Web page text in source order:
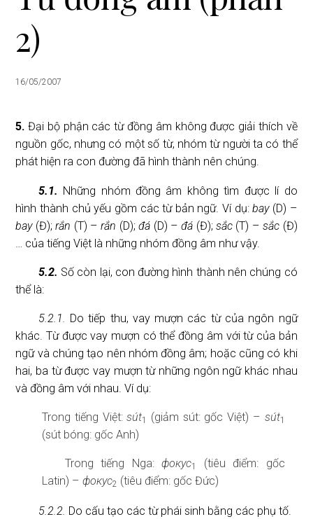
2)
16/05/2007
5. Đại bộ phận các từ đồng âm không được giải thích về
nguồn gốc, nhưng có một số từ, nhóm từ người ta có thể
phát hiện ra con đường đã hình thành nên chúng.
5.1. Những nhóm đồng âm không tìm được lí do
hình thành chủ yếu gồm các từ bản ngữ. Ví dụ:bay(D) –
bay(Đ);rắn (T) –rắn (D);đá (D) –đá (Đ);sắc (T) –sắc (Đ)
… của tiếng Việt là những nhóm đồng âm như vậy.
5.2. Số còn lại, con đường hình thành nên chúng có
thể là:
5.2.1. Do tiếp thu, vay mượn các từ của ngôn ngữ
khác. Từ được vay mượn có thể đồng âm với từ của bản
ngữ và chúng tạo nên nhóm đồng âm; hoặc cũng có khi
hai, ba từ được vay mượn từ những ngôn ngữ khác nhau
và đồng âm với nhau. Ví dụ:
Trong tiếng Việt:sút1 (giảm sút: gốc Việt) – sút1
(sút bóng: gốc Anh)
Trong tiếng Nga:фокус1
(tiêu điểm: gốc
Latin) –фокус2 (tiêu điểm: gốc Đức)
5.2.2. Do cấu tạo các từ phái sinh bằng các phụ tố.